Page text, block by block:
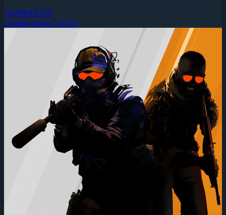
2026年8月5日
Counter-Strike 2 (CS2)